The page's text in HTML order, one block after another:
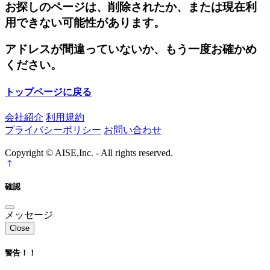
お探しのページは、削除されたか、または現在利
用できない可能性があります。
アドレスが間違っていないか、もう一度お確かめ
ください。
トップページに戻る
会社紹介 利用規約
プライバシーポリシー お問い合わせ
Copyright © AISE,Inc. - All rights reserved.
確認
メッセージ
Close
警告！！